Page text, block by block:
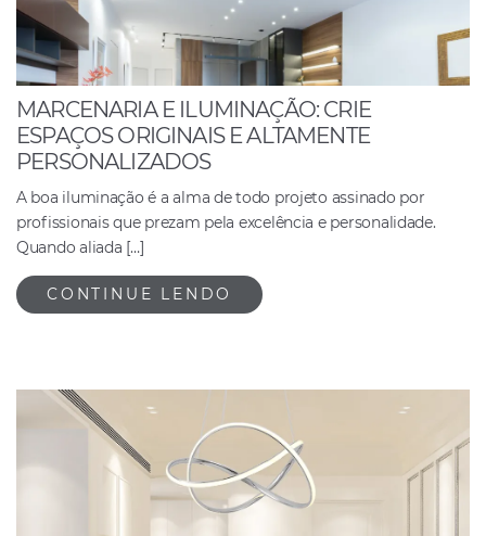
MARCENARIA E ILUMINAÇÃO: CRIE
ESPAÇOS ORIGINAIS E ALTAMENTE
PERSONALIZADOS
A boa iluminação é a alma de todo projeto assinado por
profissionais que prezam pela excelência e personalidade.
Quando aliada […]
CONTINUE LENDO